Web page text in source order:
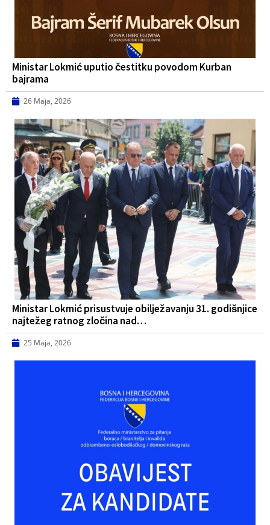
Ministar Lokmić uputio čestitku povodom Kurban
bajrama
26 Maja, 2026
Ministar Lokmić prisustvuje obilježavanju 31. godišnjice
najtežeg ratnog zločina nad…
25 Maja, 2026